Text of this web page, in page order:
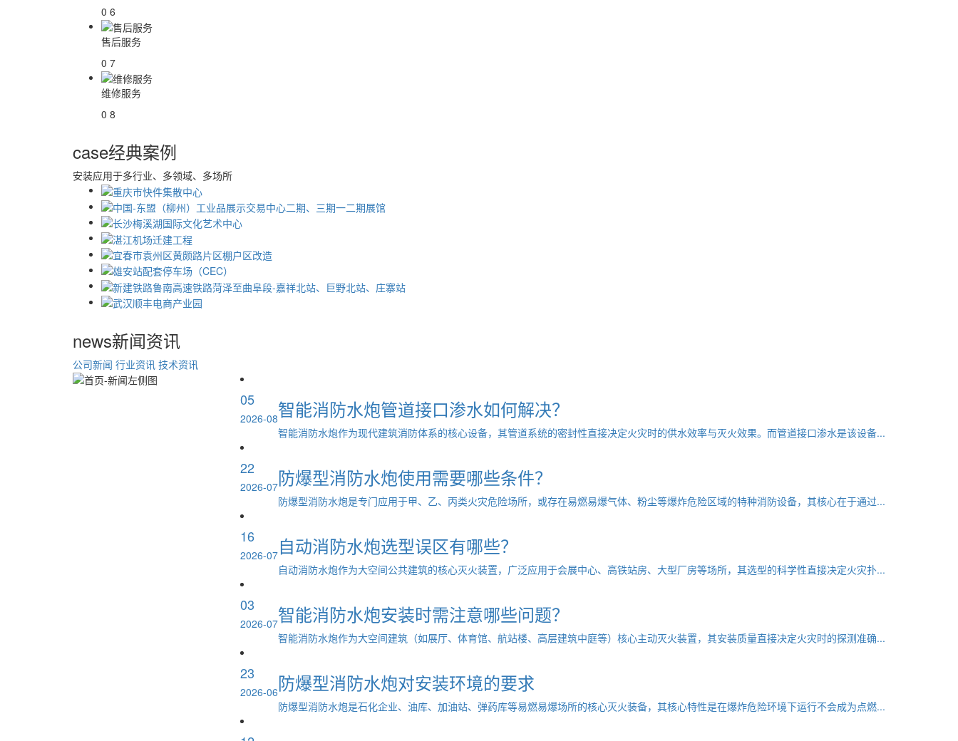
0 6
售后服务
0 7
维修服务
0 8
case经典案例
安装应用于多行业、多领域、多场所
news新闻资讯
公司新闻 行业资讯 技术资讯
05
2026-08智能消防水炮管道接口渗水如何解决？
智能消防水炮作为现代建筑消防体系的核心设备，其管道系统的密封性直接决定火灾时的供水效率与灭火效果。而管道接口渗水是该设备...
22
2026-07防爆型消防水炮使用需要哪些条件？
防爆型消防水炮是专门应用于甲、乙、丙类火灾危险场所，或存在易燃易爆气体、粉尘等爆炸危险区域的特种消防设备，其核心在于通过...
16
2026-07 自动消防水炮选型误区有哪些？
自动消防水炮作为大空间公共建筑的核心灭火装置，广泛应用于会展中心、高铁站房、大型厂房等场所，其选型的科学性直接决定火灾扑...
03
2026-07智能消防水炮安装时需注意哪些问题？
智能消防水炮作为大空间建筑（如展厅、体育馆、航站楼、高层建筑中庭等）核心主动灭火装置，其安装质量直接决定火灾时的探测准确...
23
2026-06防爆型消防水炮对安装环境的要求
防爆型消防水炮是石化企业、油库、加油站、弹药库等易燃易爆场所的核心灭火装备，其核心特性是在爆炸危险环境下运行不会成为点燃...